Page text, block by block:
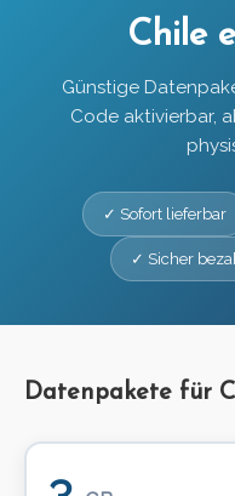
Chile
Günstige
Code aktivierbar,
✓ Sofort lieferbar
✓ Sicher
Datenpakete für